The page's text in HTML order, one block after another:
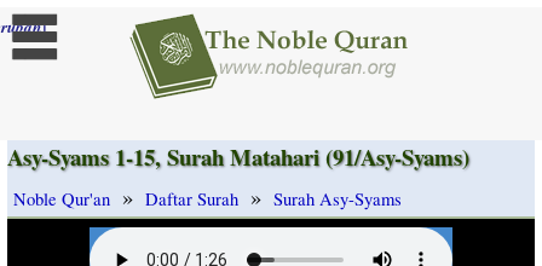
]
Asy-Syams 1-15, Surah Matahari (91/Asy-Syams)
Noble Qur'an » Daftar Surah » Surah Asy-Syams